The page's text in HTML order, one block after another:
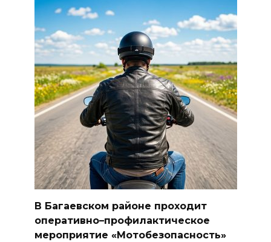
В Багаевском районе проходит
оперативно–профилактическое
мероприятие «Мотобезопасность»